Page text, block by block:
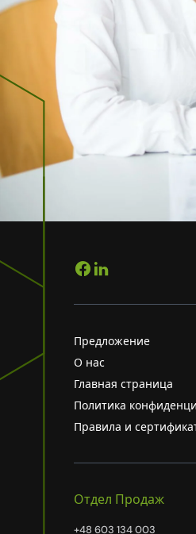
Предложение
О нас
Главная страница
Политика
Правила и
Отдел Продаж
+48 603 134 003